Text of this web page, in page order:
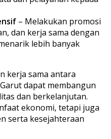
– Melakukan promosi
dan kerja sama dengan
lebih banyak
kerja sama antara
dapat membangun
dan berkelanjutan.
ekonomi, tetapi juga
serta kesejahteraan